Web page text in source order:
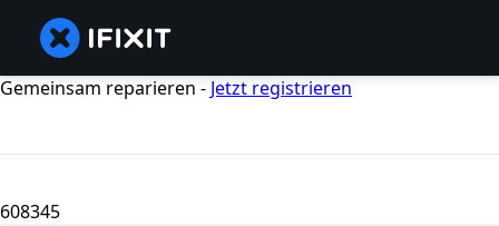
Gemeinsam reparieren - Jetzt registrieren
608345